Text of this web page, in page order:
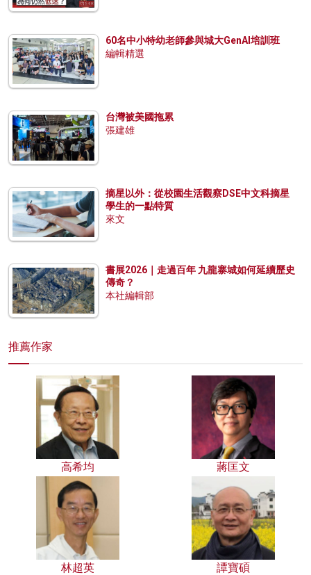
60名中小特幼老師參與城大GenAI培訓班
編輯精選
台灣被美國拖累
張建雄
摘星以外：從校園生活觀察DSE中文科摘星
學生的一點特質
來文
書展2026｜走過百年 九龍寨城如何延續歷史
傳奇？
本社編輯部
推薦作家
高希均 蔣匡文
林超英 譚寶碩